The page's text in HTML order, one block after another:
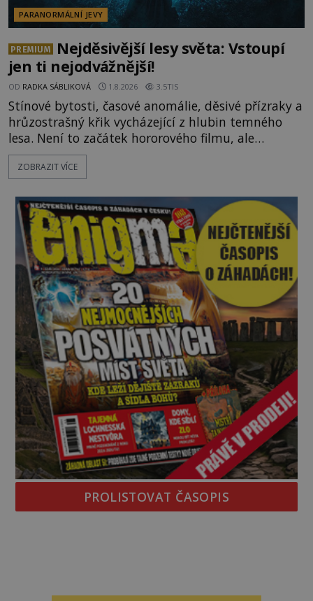
PARANORMÁLNÍ JEVY
PREMIUM
Nejděsivější lesy světa: Vstoupí
jen ti nejodvážnější!
OD RADKA SÁBLIKOVÁ 1.8.2026 3.5TIS
Stínové bytosti, časové anomálie, děsivé přízraky a
hrůzostrašný křik vycházející z hlubin temného
lesa. Není to začátek hororového filmu, ale
události, které popisují návštěvníci lesů, které jsou
označovány jako nejděsivější na světě. Lidé bydlící
vyhýbají! Už jste o těchto lesích slyšeli? A odvážili
byste se je navštívit? [gallery ids="17
ZOBRAZIT VÍCE
PROLISTOVAT ČASOPIS